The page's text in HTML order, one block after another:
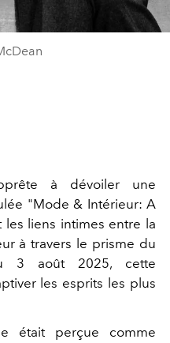
à dévoiler une
"Mode & Intérieur: A
liens intimes entre la
à travers le prisme du
3 août 2025, cette
les esprits les plus
était perçue comme